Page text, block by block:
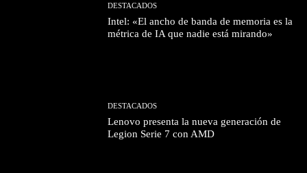
DESTACADOS
Intel: «El ancho de banda de memoria es la
métrica de IA que nadie está mirando»
DESTACADOS
Lenovo presenta la nueva generación de
Legion Serie 7 con AMD